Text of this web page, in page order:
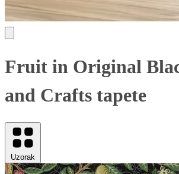
Fruit in Original
and Crafts tapete
Uzorak